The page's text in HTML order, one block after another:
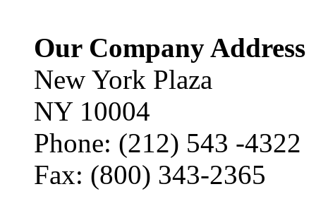
Our Company Address
New York Plaza
NY 10004
Phone: (212) 543 -4322
Fax: (800) 343-2365